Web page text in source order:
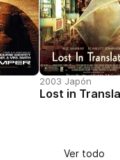
2003 Japón
Lost in
Ver todo